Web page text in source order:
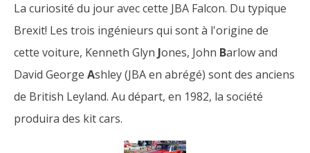
La curiosité du jour avec cette JBA Falcon. Du typique
Brexit! Les trois ingénieurs qui sont à l'origine de
cette voiture, Kenneth Glyn Jones, John Barlow and
David George Ashley (JBA en abrégé) sont des anciens
de British Leyland. Au départ, en 1982, la société
produira des kit cars.